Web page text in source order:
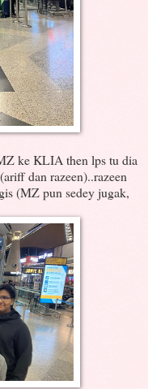
ke KLIA then lps tu dia
dan razeen)..razeen
(MZ pun sedey jugak,